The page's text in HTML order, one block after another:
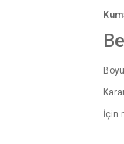
İçin